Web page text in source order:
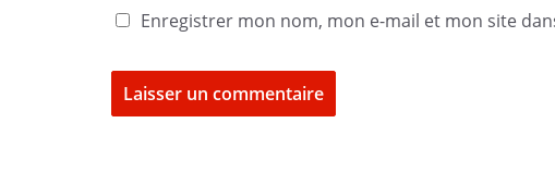
Enregistrer mon nom, mon e-mail et mon site